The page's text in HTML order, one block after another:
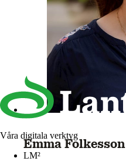
Våra digitala verktyg
LM²
Emma Folkesson